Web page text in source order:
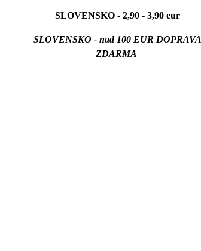
SLOVENSKO - 2,90 - 3,90 eur
SLOVENSKO - nad 100 EUR DOPRAVA
ZDARMA